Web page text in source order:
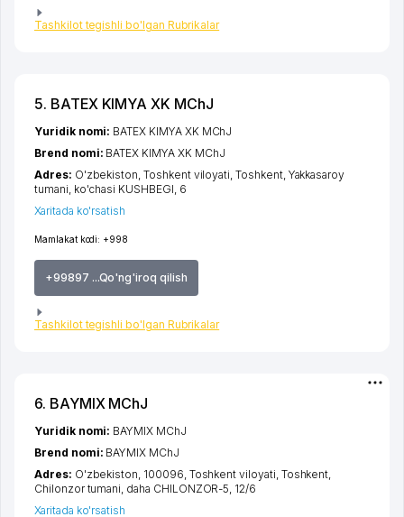
Tashkilot tegishli bo'lgan Rubrikalar
5. BATEX KIMYA XK MChJ
Mamlakat kodi: +998
+99897 ...Qo'ng'iroq qilish
Tashkilot tegishli bo'lgan Rubrikalar
Yuridik nomi: BATEX KIMYA XK MChJ
Brend nomi: BATEX KIMYA XK MChJ
Adres: O'zbekiston,Toshkent viloyati ,Toshkent, Yakkasaroy
tumani ko'chasi KUSHBEGI , 6
Xaritada ko'rsatish
6. BAYMIX MChJ
Yuridik nomi: BAYMIX MChJ
Brend nomi: BAYMIX MChJ
Adres: O'zbekiston, 100096, Toshkent viloyati, Toshkent,
Chilonzor tumani, daha CHILONZOR-5, 12/6
Xaritada ko'rsatish